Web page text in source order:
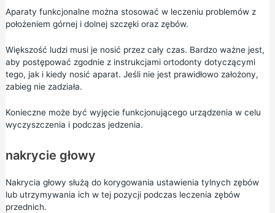
Aparaty funkcjonalne można stosować w leczeniu problemów z
położeniem górnej i dolnej szczęki oraz zębów.
Większość ludzi musi je nosić przez cały czas. Bardzo ważne jest,
aby postępować zgodnie z instrukcjami ortodonty dotyczącymi
tego, jak i kiedy nosić aparat. Jeśli nie jest prawidłowo założony,
zabieg nie zadziała.
Konieczne może być wyjęcie funkcjonującego urządzenia w celu
wyczyszczenia i podczas jedzenia.
nakrycie głowy
Nakrycia głowy służą do korygowania ustawienia tylnych zębów
lub utrzymywania ich w tej pozycji podczas leczenia zębów
przednich.